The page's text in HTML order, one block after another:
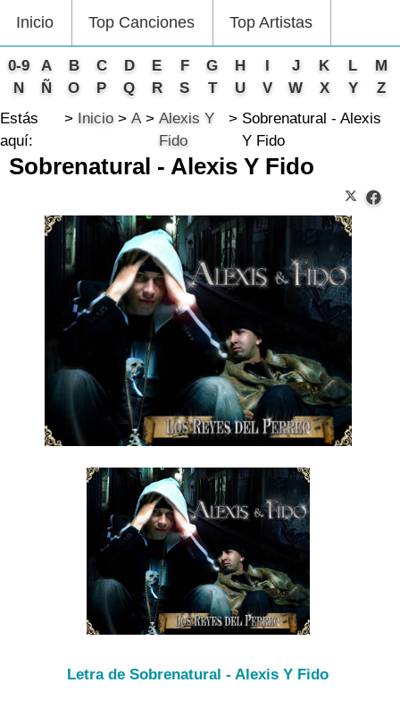
Inicio Top Canciones Top Artistas
0-9 A B C D E F G H I J K L
M
N
Ñ O P Q R S T U V W X Y
Z
Estás
aquí:
Inicio A
Alexis Y
Fido
Sobrenatural - Alexis
Y Fido
Sobrenatural - Alexis Y Fido
Letra de Sobrenatural - Alexis Y Fido